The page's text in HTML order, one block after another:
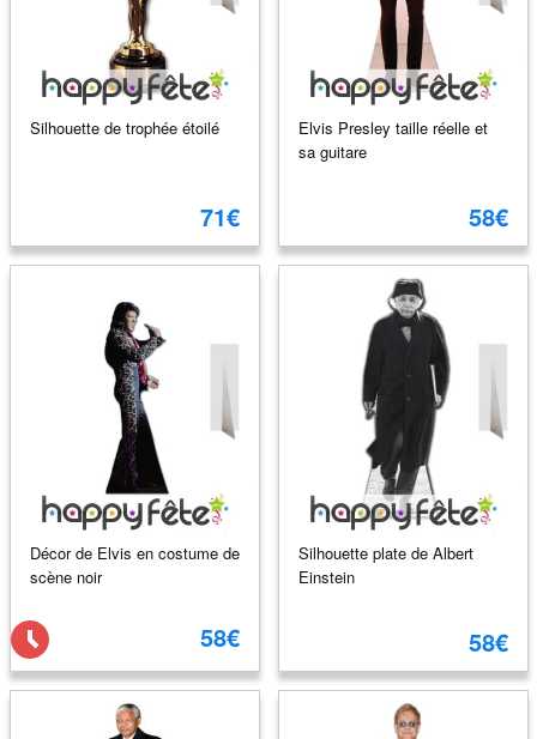
Silhouette de trophée étoilé
71€
Elvis Presley taille réelle et
sa guitare
58€
Décor de Elvis en costume de
scène noir
58€
Silhouette plate de Albert
Einstein
58€